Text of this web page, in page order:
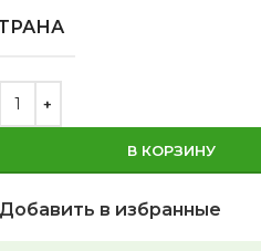
В КОРЗИНУ
Добавить в избранные